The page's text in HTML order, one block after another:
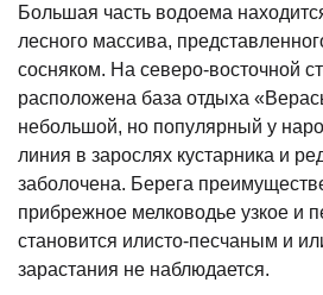
Большая часть водоема
лесного массива,
сосняком. На северо-восточной
расположена база отдыха
небольшой, но популярный у
линия в зарослях кустарника и
заболочена. Берега
прибрежное мелководье узкое и
становится илисто-песчаным и
зарастания не наблюдается.